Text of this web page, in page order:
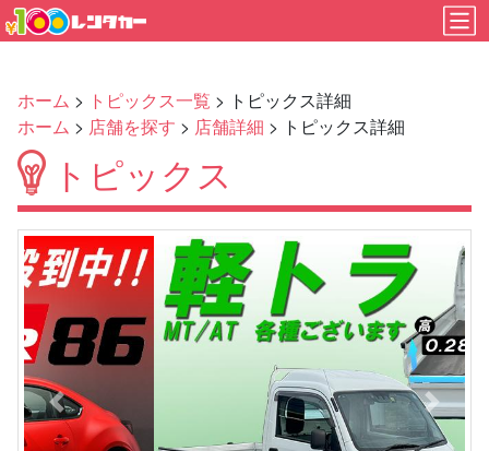
ホーム > トピックス一覧 > トピックス詳細
ホーム > 店舗を探す > 店舗詳細 > トピックス詳細
トピックス
Previous Next